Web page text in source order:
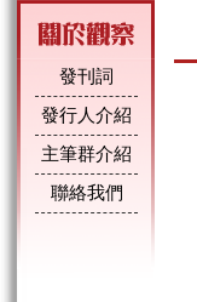
發刊詞
發行人介紹
主筆群介紹
聯絡我們